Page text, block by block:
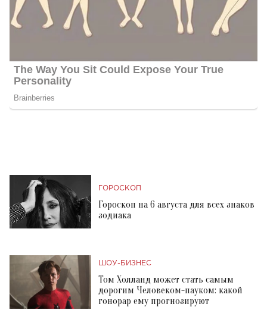
ГОРОСКОП
Гороскоп на 6 августа для всех знаков
зодиака
ШОУ-БИЗНЕС
Том Холланд может стать самым
дорогим Человеком-пауком: какой
гонорар ему прогнозируют